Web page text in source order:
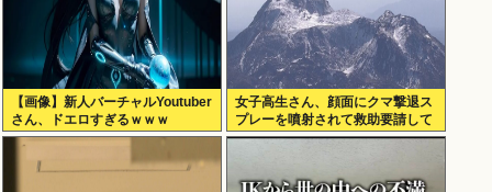
【画像】新人バーチャルYoutuber
さん、ドエロすぎるｗｗｗ
女子高生さん、顔面にクマ撃退ス
プレーを噴射されて救助要請して
しまう